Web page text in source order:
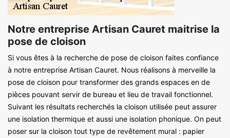
Notre entreprise Artisan Cauret maitrise la
pose de cloison
Si vous êtes à la recherche de pose de cloison faites confiance
à notre entreprise Artisan Cauret. Nous réalisons à merveille la
pose de cloison pour transformer des grands espaces en de
pièces pouvant servir de bureau et lieu de travail fonctionnel.
Suivant les résultats recherchés la cloison utilisée peut assurer
une isolation thermique et aussi une isolation phonique. On peut
poser sur la cloison tout type de revêtement mural : papier